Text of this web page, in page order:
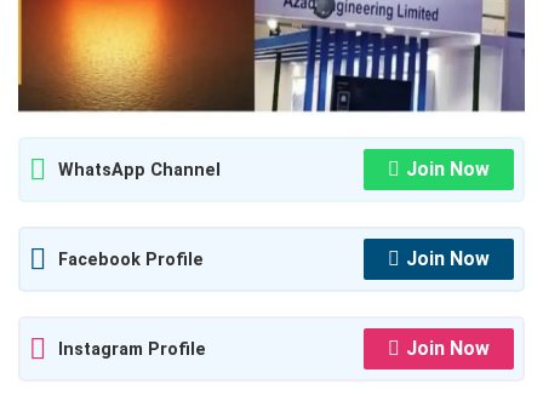
WhatsApp Channel Join Now
Facebook Profile Join Now
Instagram Profile Join Now